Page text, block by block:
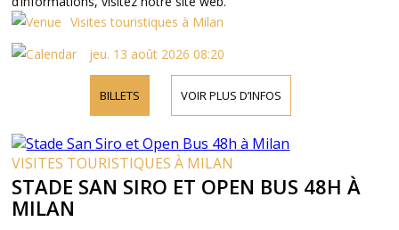
Visites touristiques à Milan
jeu. 13 août 2026 08:20
BILLETS VOIR PLUS D’INFOS
VISITES TOURISTIQUES À MILAN
STADE SAN SIRO ET OPEN BUS 48H À
MILAN